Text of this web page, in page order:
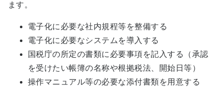
ます。
電子化に必要な社内規程等を整備する
電子化に必要なシステムを導入する
国税庁の所定の書類に必要事項を記入する（承認
を受けたい帳簿の名称や根拠税法、開始日等）
操作マニュアル等の必要な添付書類を用意する